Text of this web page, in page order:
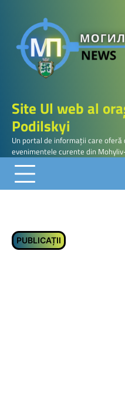
content
Site Ul web al
Podilskyi
Un portal de informații care
evenimentele curente din
PUBLICAȚII